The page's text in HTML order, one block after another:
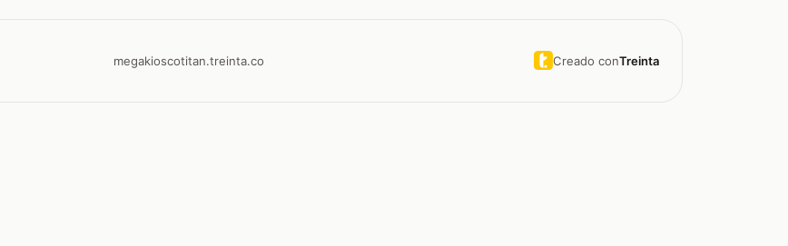
megakioscotitan.treinta.co Creado conTreinta